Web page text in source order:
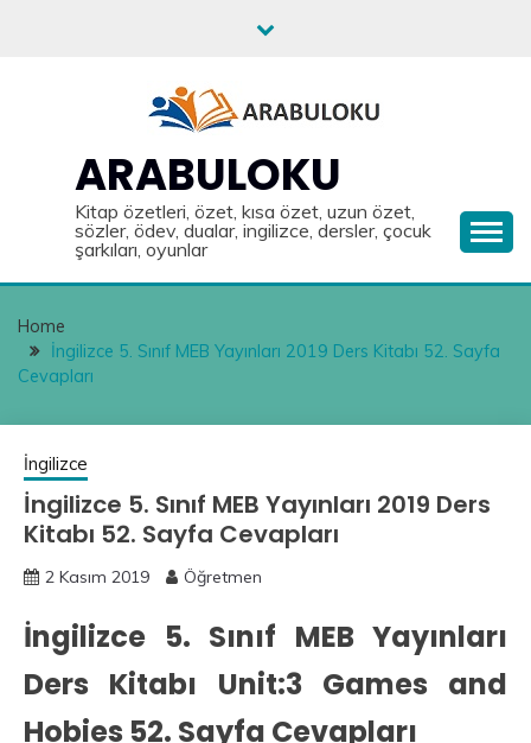
ARABULOKU
Kitap özetleri, özet, kısa özet, uzun özet,
sözler, ödev, dualar, ingilizce, dersler, çocuk
şarkıları, oyunlar
Home
İngilizce 5. Sınıf MEB Yayınları 2019 Ders Kitabı 52. Sayfa
Cevapları
İngilizce
İngilizce 5. Sınıf MEB Yayınları 2019 Ders
Kitabı 52. Sayfa Cevapları
2 Kasım 2019 Öğretmen
İngilizce 5. Sınıf MEB Yayınları
Ders Kitabı Unit:3 Games and
Hobies 52. Sayfa Cevapları